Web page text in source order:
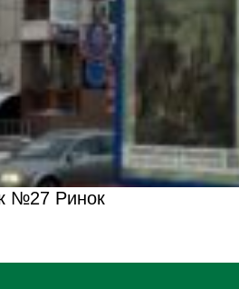
№27 Ринок